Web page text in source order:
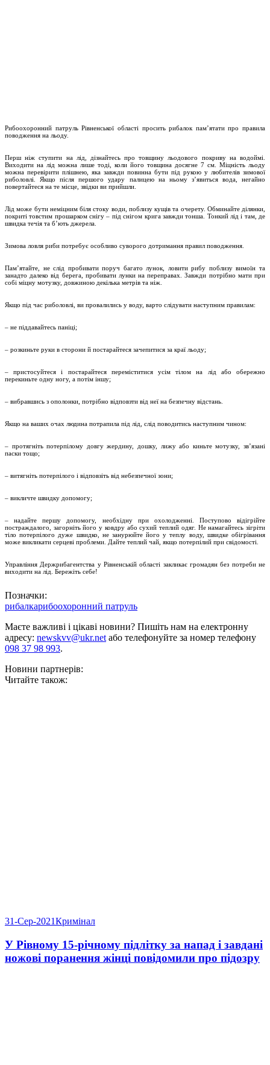
Рибоохоронний патруль Рівненської області просить рибалок пам’ятати про правила
поводження на льоду.
Перш ніж ступити на лід, дізнайтесь про товщину льодового покриву на водоймі.
Виходити на лід можна лише тоді, коли його товщина досягне 7 см. Міцність льоду
можна перевірити плішнею, яка завжди повинна бути під рукою у любителів зимової
риболовлі. Якщо після першого удару палицею на ньому з’явиться вода, негайно
повертайтеся на те місце, звідки ви прийшли.
Лід може бути неміцним біля стоку води, поблизу кущів та очерету. Обминайте ділянки,
покриті товстим прошарком снігу – під снігом крига завжди тонша. Тонкий лід і там, де
швидка течія та б’ють джерела.
Зимова ловля риби потребує особливо суворого дотримання правил поводження.
Пам’ятайте, не слід пробивати поруч багато лунок, ловити рибу поблизу вимоїн та
занадто далеко від берега, пробивати лунки на переправах. Завжди потрібно мати при
собі міцну мотузку, довжиною декілька метрів та ніж.
Якщо під час риболовлі, ви провалились у воду, варто слідувати наступним правилам:
– не піддавайтесь паніці;
– розкиньте руки в сторони й постарайтеся зачепитися за краї льоду;
– пристосуйтеся і постарайтеся переміститися усім тілом на лід або обережно
перекиньте одну ногу, а потім іншу;
– вибравшись з ополонки, потрібно відповзти від неї на безпечну відстань.
Якщо на ваших очах людина потрапила під лід, слід поводитись наступним чином:
– протягніть потерпілому довгу жердину, дошку, лижу або киньте мотузку, зв’язані
паски тощо;
– витягніть потерпілого і відповзіть від небезпечної зони;
– викличте швидку допомогу;
– надайте першу допомогу, необхідну при охолодженні. Поступово відігрійте
постраждалого, загорніть його у ковдру або сухий теплий одяг. Не намагайтесь зігріти
тіло потерпілого дуже швидко, не занурюйте його у теплу воду, швидке обігрівання
може викликати серцеві проблеми. Дайте теплий чай, якщо потерпілий при свідомості.
Управління Держрибагентства у Рівненській області закликає громадян без потреби не
виходити на лід. Бережіть себе!
Позначки:
рибалкарибоохоронний патруль
Маєте важливі і цікаві новини? Пишіть нам на електронну
адресу: newskvv@ukr.net або телефонуйте за номер телефону
098 37 98 993.
Новини партнерів:
Читайте також:
31-Сер-2021Кримінал
У Рівному 15-річному підлітку за напад і завдані
ножові поранення жінці повідомили про підозру